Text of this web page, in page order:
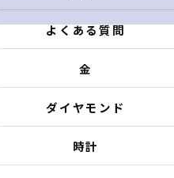
よくある質問
金
ダイヤモンド
時計